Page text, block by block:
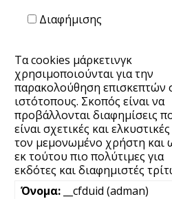
Διαφήμισης
Τα cookies μάρκετινγκ
χρησιμοποιούνται για την
παρακολούθηση επισκεπτών
ιστότοπους. Σκοπός είναι να
προβάλλονται διαφημίσεις
είναι σχετικές και ελκυστικές
τον μεμονωμένο χρήστη και
εκ τούτου πιο πολύτιμες για
εκδότες και διαφημιστές
__cfduid (adman)